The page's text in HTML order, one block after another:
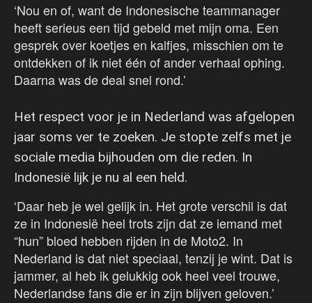
‘Nou en of, want de Indonesische teammanager
heeft serieus een tijd gebeld met mijn oma. Een
gesprek over koetjes en kalfjes, misschien om te
ontdekken of ik niet één of ander verhaal ophing.
Daarna was de deal snel rond.’
Het respect voor je in Nederland was afgelopen
jaar soms ver te zoeken. Je stopte zelfs met je
sociale media bijhouden om die reden. In
Indonesië lijk je nu al een held.
‘Daar heb je wel gelijk in. Het grote verschil is dat
ze in Indonesië heel trots zijn dat ze iemand met
“hun” bloed hebben rijden in de Moto2. In
Nederland is dat niet speciaal, tenzij je wint. Dat is
jammer, al heb ik gelukkig ook heel veel trouwe,
Nederlandse fans die er in zijn blijven geloven.’